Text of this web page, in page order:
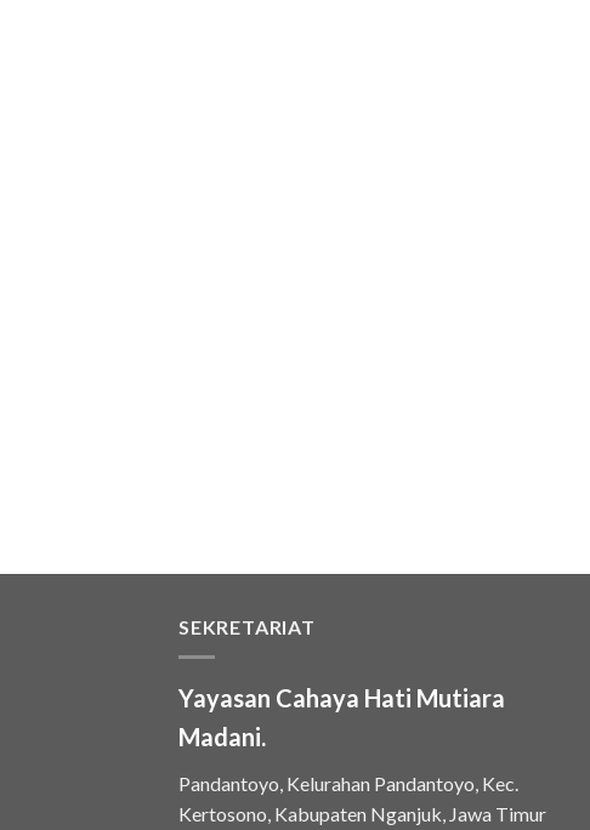
SEKRETARIAT
Yayasan Cahaya Hati Mutiara
Madani.
Pandantoyo, Kelurahan Pandantoyo, Kec.
Kertosono, Kabupaten Nganjuk, Jawa Timur